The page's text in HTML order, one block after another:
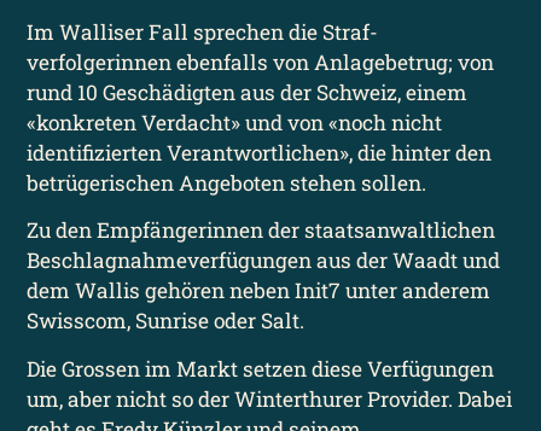
Im Walliser Fall sprechen die Straf­
verfolgerinnen ebenfalls von Anlagebetrug; von
rund 10 Geschädigten aus der Schweiz, einem
«konkreten Verdacht» und von «noch nicht
identifizierten Verantwortlichen», die hinter den
betrügerischen Angeboten stehen sollen.
Zu den Empfängerinnen der staats­anwaltlichen
Beschlagnahme­verfügungen aus der Waadt und
dem Wallis gehören neben Init7 unter anderem
Swisscom, Sunrise oder Salt.
Die Grossen im Markt setzen diese Verfügungen
um, aber nicht so der Winterthurer Provider. Dabei